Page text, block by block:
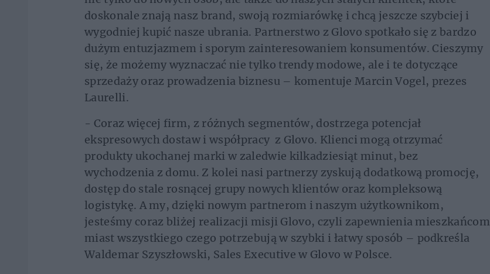
doskonale znają nasz brand, swoją rozmiarówkę i chcą jeszcze szybciej i
wygodniej kupić nasze ubrania. Partnerstwo z Glovo spotkało się z bardzo
dużym entuzjazmem i sporym zainteresowaniem konsumentów. Cieszymy
się, że możemy wyznaczać nie tylko trendy modowe, ale i te dotyczące
sprzedaży oraz prowadzenia biznesu – komentuje Marcin Vogel, prezes
Laurelli.
- Coraz więcej firm, z różnych segmentów, dostrzega potencjał
ekspresowych dostaw i współpracy z Glovo. Klienci mogą otrzymać
produkty ukochanej marki w zaledwie kilkadziesiąt minut, bez
wychodzenia z domu. Z kolei nasi partnerzy zyskują dodatkową promocję,
dostęp do stale rosnącej grupy nowych klientów oraz kompleksową
logistykę. A my, dzięki nowym partnerom i naszym użytkownikom,
jesteśmy coraz bliżej realizacji misji Glovo, czyli zapewnienia mieszkańcom
miast wszystkiego czego potrzebują w szybki i łatwy sposób – podkreśla
Waldemar Szyszłowski, Sales Executive w Glovo w Polsce.